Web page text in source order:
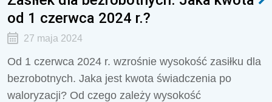
od 1 czerwca 2024 r.?
27 maja 2024
Od 1 czerwca 2024 r. wzrośnie wysokość zasiłku dla
bezrobotnych. Jaka jest kwota świadczenia po
waloryzacji? Od czego zależy wysokość